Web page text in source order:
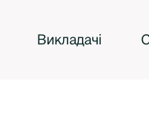
Викладачі